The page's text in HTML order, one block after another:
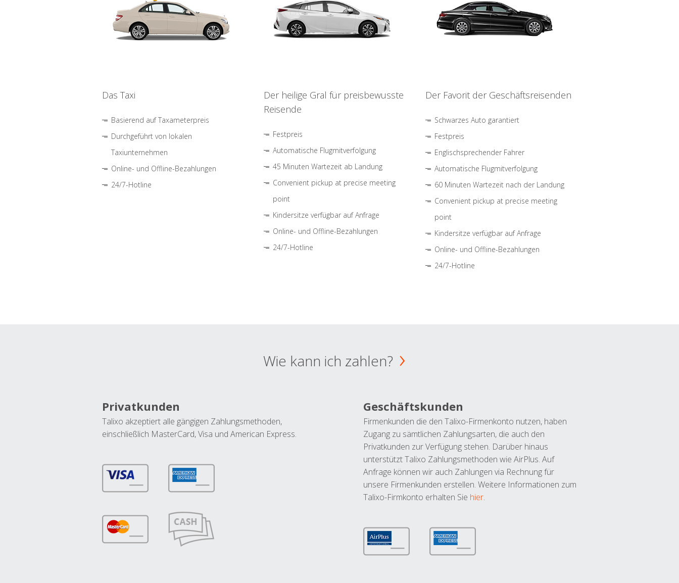
Das Taxi
Basierend auf Taxameterpreis
Durchgeführt von lokalen
Taxiunternehmen
Online- und Offline-Bezahlungen
24/7-Hotline
Der heilige Gral für preisbewusste
Reisende
Festpreis
Automatische Flugmitverfolgung
45 Minuten Wartezeit ab Landung
Convenient pickup at precise meeting
point
Kindersitze verfügbar auf Anfrage
Online- und Offline-Bezahlungen
24/7-Hotline
Der Favorit der Geschäftsreisenden
Schwarzes Auto garantiert
Festpreis
Englischsprechender Fahrer
Automatische Flugmitverfolgung
60 Minuten Wartezeit nach der Landung
Convenient pickup at precise meeting
point
Kindersitze verfügbar auf Anfrage
Online- und Offline-Bezahlungen
24/7-Hotline
Wie kann ich zahlen?
Privatkunden
Talixo akzeptiert alle gängigen Zahlungsmethoden,
einschließlich MasterCard, Visa und American Express.
Geschäftskunden
Firmenkunden die den Talixo-Firmenkonto nutzen, haben
Zugang zu sämtlichen Zahlungsarten, die auch den
Privatkunden zur Verfügung stehen. Darüber hinaus
unterstützt Talixo Zahlungsmethoden wie AirPlus. Auf
Anfrage können wir auch Zahlungen via Rechnung für
unsere Firmenkunden erstellen. Weitere Informationen zum
Talixo-Firmkonto erhalten Sie hier.